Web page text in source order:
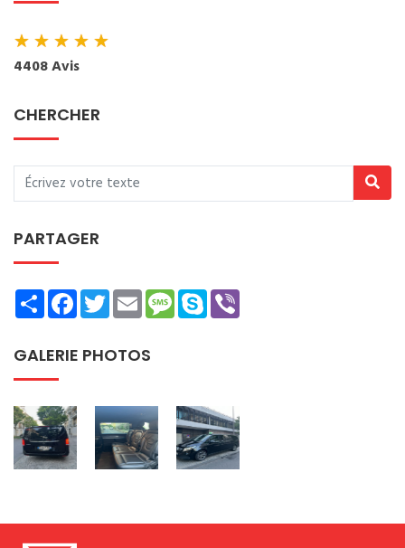
★★★★★
4408 Avis
CHERCHER
PARTAGER
ShareFacebookTwitterEmailMessage
Skype
GALERIE PHOTOS